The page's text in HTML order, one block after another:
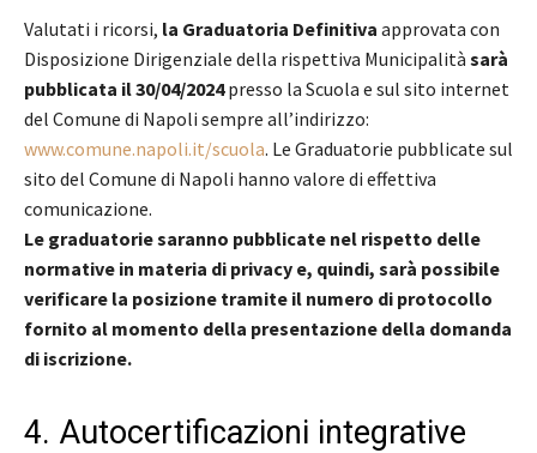
Valutati i ricorsi, la Graduatoria Definitiva approvata con
Disposizione Dirigenziale della rispettiva Municipalità sarà
pubblicata il 30/04/2024presso la Scuola e sul sito internet
del Comune di Napoli sempre all’indirizzo:
www.comune.napoli.it/scuola. Le Graduatorie pubblicate sul
sito del Comune di Napoli hanno valore di effettiva
comunicazione.
Le graduatorie saranno pubblicate nel rispetto delle
normative in materia di privacy e, quindi, sarà possibile
verificare la posizione tramite il numero di protocollo
fornito al momento della presentazione della domanda
di iscrizione.
4. Autocertificazioni integrative